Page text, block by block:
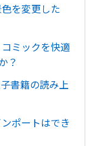
を変更した
ミックを快適
？
書籍の読み上
ポートはでき